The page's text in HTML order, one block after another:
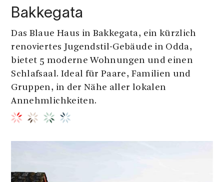
Bakkegata
Das Blaue Haus in Bakkegata, ein kürzlich
renoviertes Jugendstil-Gebäude in Odda,
bietet 5 moderne Wohnungen und einen
Schlafsaal. Ideal für Paare, Familien und
Gruppen, in der Nähe aller lokalen
Annehmlichkeiten.